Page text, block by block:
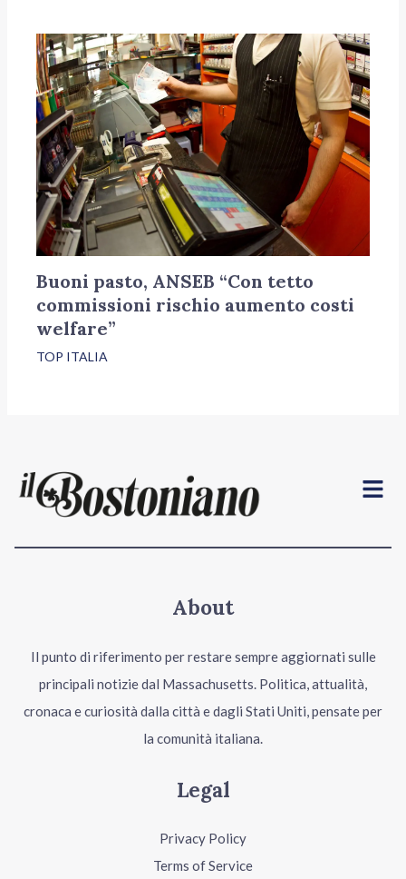
Buoni pasto, ANSEB “Con tetto
commissioni rischio aumento costi
welfare”
TOP ITALIA
Menu
About
Il punto di riferimento per restare sempre aggiornati sulle
principali notizie dal Massachusetts. Politica, attualità,
cronaca e curiosità dalla città e dagli Stati Uniti, pensate per
la comunità italiana.
Legal
Privacy Policy
Terms of Service